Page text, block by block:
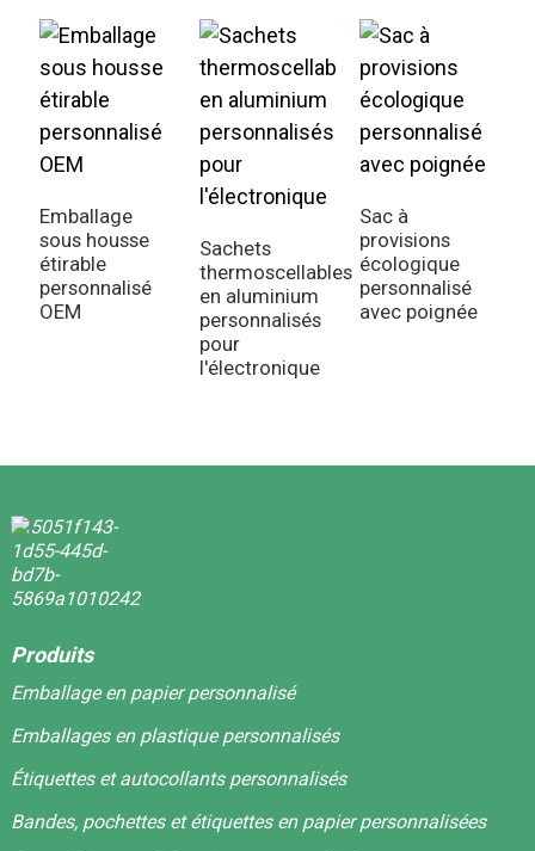
Emballage
sous housse
étirable
personnalisé
OEM
Sachets
thermoscellables
en aluminium
personnalisés
pour
l'électronique
Sac à
provisions
écologique
personnalisé
avec poignée
Produits
Emballage en papier personnalisé
Emballages en plastique personnalisés
Étiquettes et autocollants personnalisés
Bandes, pochettes et étiquettes en papier personnalisées